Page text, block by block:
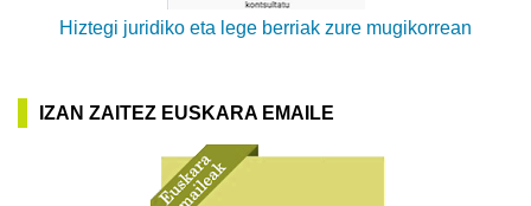
Hiztegi juridiko eta lege berriak zure mugikorrean
IZAN ZAITEZ EUSKARA EMAILE